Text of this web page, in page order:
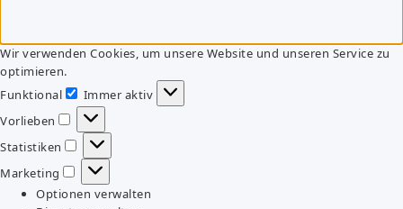
Wir verwenden Cookies, um unsere Website und unseren Service zu
optimieren.
Funktional
Funktional
Immer aktiv
Vorlieben
Vorlieben
Statistiken
Statistiken
Marketing
Marketing
Optionen verwalten